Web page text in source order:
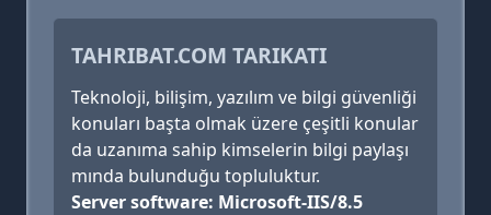
TAHRIBAT.COM TARIKATI
Teknoloji, bilişim, yazılım ve bilgi güvenliği
konuları başta olmak üzere çeşitli konular
da uzanıma sahip kimselerin bilgi paylaşı
mında bulunduğu topluluktur.
Server software: Microsoft-IIS/8.5